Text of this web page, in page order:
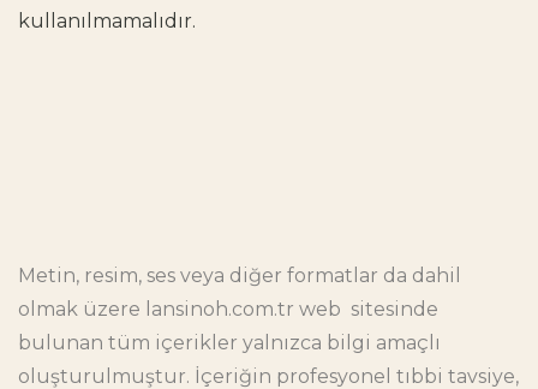
kullanılmamalıdır.
Metin, resim, ses veya diğer formatlar da dahil
olmak üzere lansinoh.com.tr web sitesinde
bulunan tüm içerikler yalnızca bilgi amaçlı
oluşturulmuştur. İçeriğin profesyonel tıbbi tavsiye,